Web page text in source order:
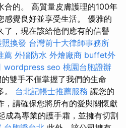
合的。 高質量皮膚護理的100年
感覺良好並享受生活。 優雅的
了，現在該給他們應有的信譽
照換發 台灣前十大律師事務所
薦 外牆防水 外燴廠商 buffet外
wordpress seo 桃園台胞證辦
雙手不僅掌握了我們的生命
。 台北記帳士推薦服務 讓您的
，請確保您將所有的愛與關懷獻
成為專業的護手霜，並擁有切割